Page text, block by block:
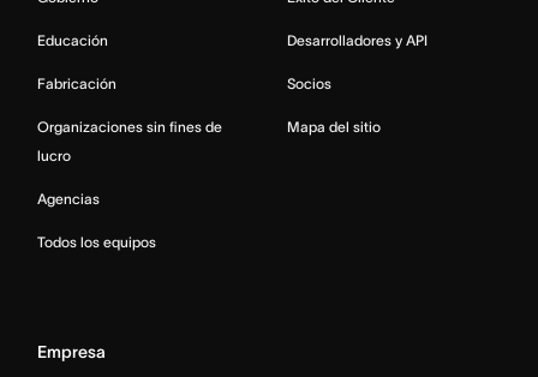
Educación
Fabricación
Organizaciones sin fines de
lucro
Agencias
Todos los equipos
Desarrolladores y API
Socios
Mapa del sitio
Empresa